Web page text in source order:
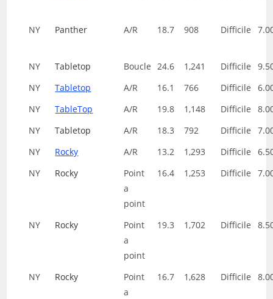
NY Panther A/R 18.7 908 Difficile
NY Tabletop Boucle 24.6 1,241 Difficile
NY
Tabletop A/R 16.1 766 Difficile
NY
TableTop A/R 19.8 1,148 Difficile
NY
Tabletop A/R 18.3 792 Difficile
NY
Rocky A/R 13.2 1,293 Difficile
NY
Rocky
Point
a
point
16.4 1,253 Difficile
NY Rocky
Point
a
point
19.3 1,702 Difficile
NY Rocky
Point
a
16.7 1,628 Difficile